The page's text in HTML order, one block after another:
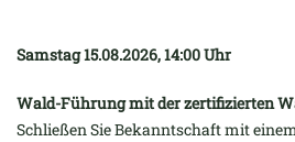
Samstag 15.08.2026, 14:00 Uhr
Wald-Führung mit der zertifizierten
Schließen Sie Bekanntschaft mit